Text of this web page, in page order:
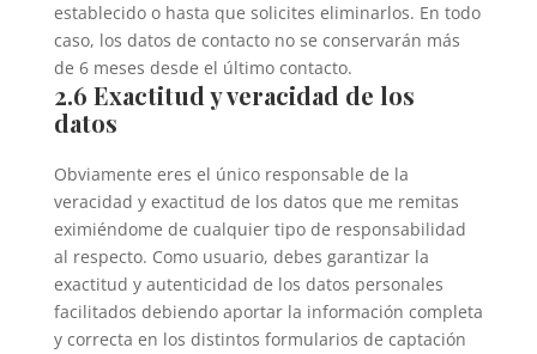
establecido o hasta que solicites eliminarlos. En todo
caso, los datos de contacto no se conservarán más
de 6 meses desde el último contacto.
2.6 Exactitud y veracidad de los
datos
Obviamente eres el único responsable de la
veracidad y exactitud de los datos que me remitas
eximiéndome de cualquier tipo de responsabilidad
al respecto. Como usuario, debes garantizar la
exactitud y autenticidad de los datos personales
facilitados debiendo aportar la información completa
y correcta en los distintos formularios de captación